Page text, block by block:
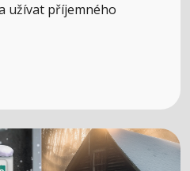
užívat příjemného